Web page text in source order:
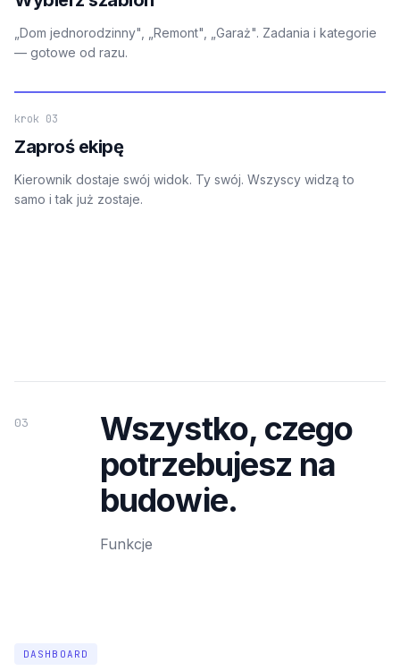
„Dom jednorodzinny", „Remont", „Garaż". Zadania i kategorie
— gotowe od razu.
krok 03
Zaproś ekipę
Kierownik dostaje swój widok. Ty swój. Wszyscy widzą to
samo i tak już zostaje.
03
Wszystko, czego
potrzebujesz na
budowie.
Funkcje
DASHBOARD